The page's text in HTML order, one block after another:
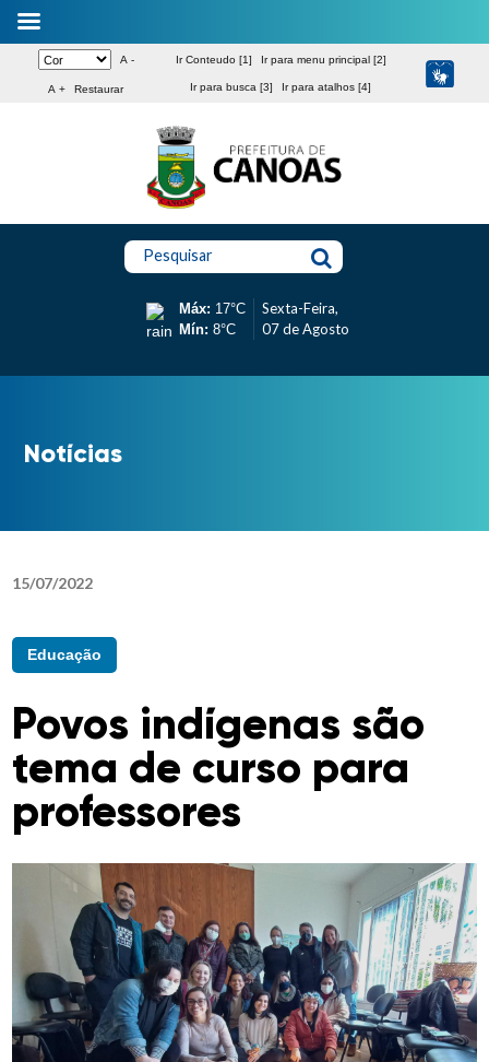
A -
A + Restaurar
Ir Conteudo [1] Ir para menu principal [2]
Ir para busca [3] Ir para atalhos [4]
Pesquisar
Máx: 17°C
Mín: 8°C
Sexta-Feira,
07 de Agosto
Notícias
15/07/2022
Educação
Povos indígenas são
tema de curso para
professores